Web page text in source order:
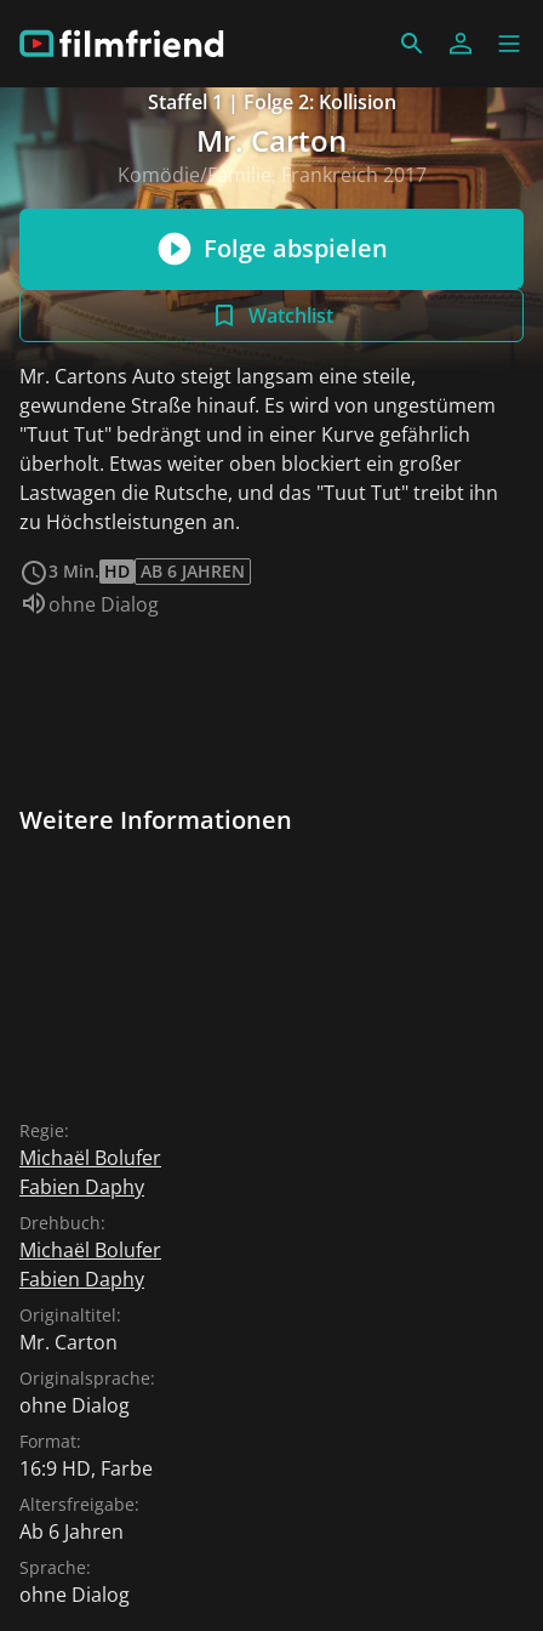
Staffel 1 | Folge 2: Kollision
Mr. Carton
Komödie/Familie, Frankreich 2017
Folge abspielen
Watchlist
Mr. Cartons Auto steigt langsam eine steile,
gewundene Straße hinauf. Es wird von ungestümem
"Tuut Tut" bedrängt und in einer Kurve gefährlich
überholt. Etwas weiter oben blockiert ein großer
Lastwagen die Rutsche, und das "Tuut Tut" treibt ihn
zu Höchstleistungen an.
3 Min. HD AB 6 JAHREN
Sprache:
ohne Dialog
Weitere Informationen
Regie:
Michaël Bolufer
Fabien Daphy
Drehbuch:
Michaël Bolufer
Fabien Daphy
Originaltitel:
Mr. Carton
Originalsprache:
ohne Dialog
Format:
16:9 HD, Farbe
Altersfreigabe:
Ab 6 Jahren
Sprache:
ohne Dialog